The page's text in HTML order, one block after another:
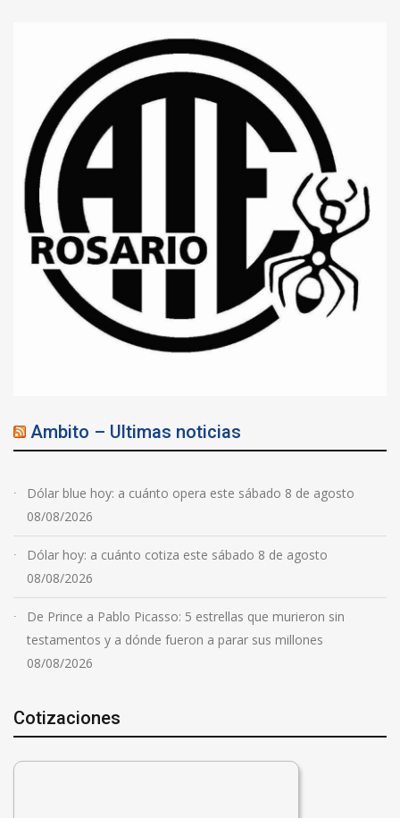
Ambito – Ultimas noticias
Dólar blue hoy: a cuánto opera este sábado 8 de agosto
08/08/2026
Dólar hoy: a cuánto cotiza este sábado 8 de agosto
08/08/2026
De Prince a Pablo Picasso: 5 estrellas que murieron sin
testamentos y a dónde fueron a parar sus millones
08/08/2026
Cotizaciones